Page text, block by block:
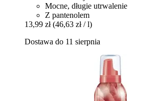
Mocne, długie utrwalenie
Z pantenolem
13,99 zł (46,63 zł / l)
Dostawa do 11 sierpnia